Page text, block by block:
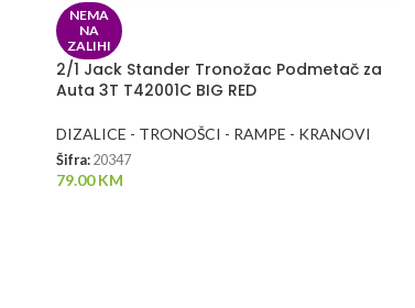
NEMA
NA
ZALIHI
2/1 Jack Stander Tronožac Podmetač za
Auta 3T T42001C BIG RED
DIZALICE - TRONOŠCI - RAMPE - KRANOVI
Šifra: 20347
79.00KM